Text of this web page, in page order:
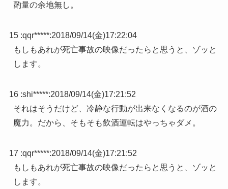
酌量の余地無し。
15 :qqr*****:2018/09/14(金)17:22:04
もしもあれが死亡事故の映像だったらと思うと、ゾッと
します。
16 :shi*****:2018/09/14(金)17:21:52
それはそうだけど、冷静な行動が出来なくなるのが酒の
魔力。だから、そもそも飲酒運転はやっちゃダメ。
17 :qqr*****:2018/09/14(金)17:21:52
もしもあれが死亡事故の映像だったらと思うと、ゾッと
します。